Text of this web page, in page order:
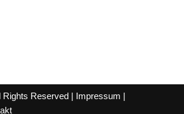
Rights Reserved | Impressum |